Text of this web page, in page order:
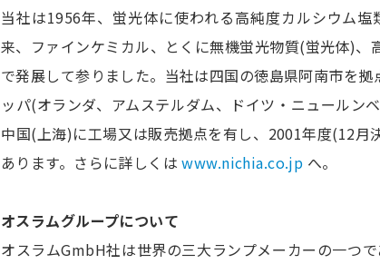
当社は1956年、蛍光体に使われる高純度カルシウム
来、ファインケミカル、とくに無機蛍光物質(蛍光体)
で発展して参りました。当社は四国の徳島県阿南市を
ッパ(オランダ、アムステルダム、ドイツ・ニュール
中国(上海)に工場又は販売拠点を有し、2001年度(12
あります。さらに詳しくはwww.nichia.co.jp へ。
オスラムグループについて
オスラムGmbH社は世界の三大ランプメーカーの一つ